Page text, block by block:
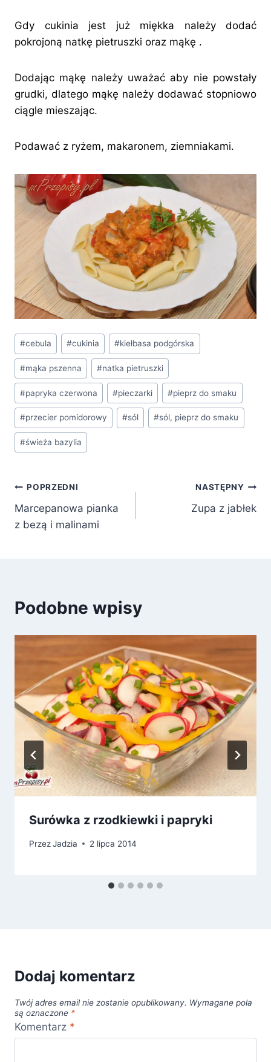
Gdy cukinia jest już miękka należy dodać
pokrojoną natkę pietruszki oraz mąkę .
Dodając mąkę należy uważać aby nie powstały
grudki, dlatego mąkę należy dodawać stopniowo
ciągle mieszając.
Podawać z ryżem, makaronem, ziemniakami.
Tagi
wpisu:
#cebula #cukinia #kiełbasa podgórska
#mąka pszenna #natka pietruszki
#papryka czerwona #pieczarki #pieprz do smaku
#przecier pomidorowy #sól #sól, pieprz do smaku
#świeża bazylia
Nawigacja
wpisu
POPRZEDNI
Marcepanowa pianka
z bezą i malinami
NASTĘPNY
Zupa z jabłek
Podobne wpisy
Surówka z rzodkiewki i papryki
PrzezJadzia 2 lipca 2014
Dodaj komentarz
Twój adres email nie zostanie opublikowany. Wymagane pola
są oznaczone *
Komentarz *